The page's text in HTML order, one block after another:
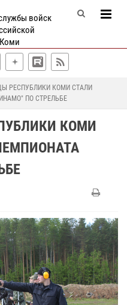
войск
РЕСПУБЛИКИ КОМИ СТАЛИ
ПО СТРЕЛЬБЕ
КОМИ